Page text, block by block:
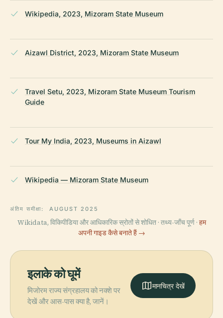
Wikipedia, 2023, Mizoram State Museum
Aizawl District, 2023, Mizoram State Museum
Travel Setu, 2023, Mizoram State Museum Tourism
Guide
Tour My India, 2023, Museums in Aizawl
Wikipedia — Mizoram State Museum
अंतिम समीक्षा: AUGUST 2025
Wikidata, विकिपीडिया और आधिकारिक स्रोतों से शोधित · तथ्य-जाँच पूर्ण · हम
अपनी गाइड कैसे बनाते हैं →
इलाके को घूमें
मिजोरम राज्य संग्रहालय को नक्शे पर
देखें और आस-पास क्या है, जानें।
मानचित्र देखें